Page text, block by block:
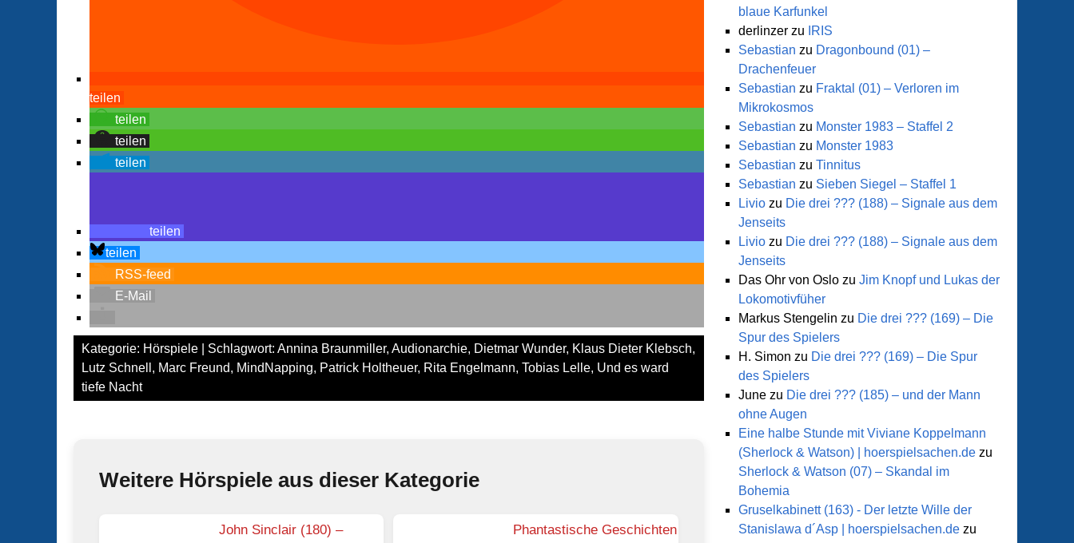
teilen
teilen
teilen
teilen
teilen
teilen
RSS-feed
E-Mail
Kategorie: Hörspiele | Schlagwort: Annina Braunmiller, Audionarchie, Dietmar Wunder, Klaus Dieter Klebsch,
Lutz Schnell , Marc Freund, MindNapping, Patrick Holtheuer, Rita Engelmann, Tobias Lelle, Und es ward
tiefe Nacht
Weitere Hörspiele aus dieser Kategorie
John Sinclair (180) –
Phantastische Geschichten
blaue Karfunkel
derlinzer zu
IRIS
Sebastian zu Dragonbound (01) –
Drachenfeuer
Sebastian zu Fraktal (01) – Verloren im
Mikrokosmos
Sebastian zu Monster 1983 – Staffel 2
Sebastian zu Monster 1983
Sebastian zu Tinnitus
Sebastian zu Sieben Siegel – Staffel 1
Livio zu Die drei ??? (188) – Signale aus dem
Jenseits
Livio zu Die drei ??? (188) – Signale aus dem
Jenseits
Das Ohr von Oslo zu Jim Knopf und Lukas der
Lokomotivfüher
Markus Stengelin zu Die drei ??? (169) – Die
Spur des Spielers
H. Simon zu Die drei ??? (169) – Die Spur
des Spielers
June zu Die drei ??? (185) – und der Mann
ohne Augen
Eine halbe Stunde mit Viviane Koppelmann
(Sherlock & Watson) | hoerspielsachen.de zu
Sherlock & Watson (07) – Skandal im
Bohemia
Gruselkabinett (163) - Der letzte Wille der
Stanislawa d´Asp | hoerspielsachen.de zu